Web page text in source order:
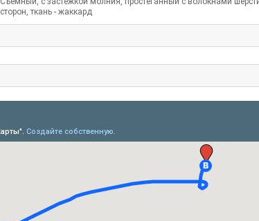
сторон, ткань - жаккард